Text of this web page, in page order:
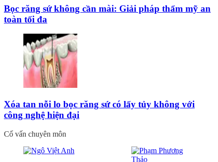
Bọc răng sứ không cần mài: Giải pháp thẩm mỹ an
toàn tối đa
Xóa tan nỗi lo bọc răng sứ có lấy tủy không với
công nghệ hiện đại
Cố vấn chuyên môn